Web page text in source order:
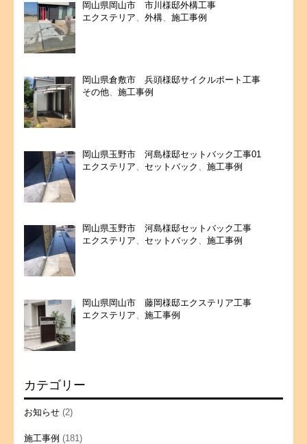
岡山県岡山市 市川様邸外構工事
エクステリア、 外構、 施工事例
岡山県倉敷市 兵頭様邸サイクルポート工事
その他、 施工事例
岡山県玉野市 河島様邸セットバック工事01
エクステリア
セットバック 施工事例
岡山県玉野市 河島様邸セットバック工事
エクステリア、 セットバック 、 施工事例
岡山県岡山市 藤岡様邸エクステリア工事
エクステリア
施工事例
カテゴリー
お知らせ (2)
施工事例 (181)